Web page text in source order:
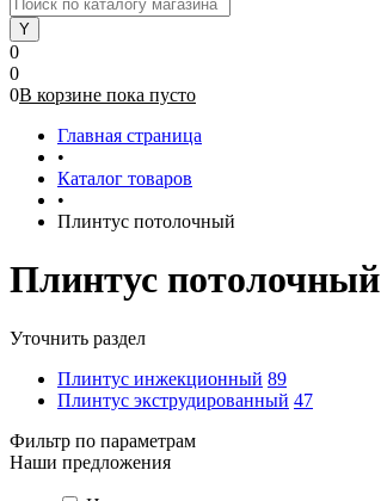
0
0
0В корзине пока пусто
Главная страница
•
Каталог товаров
•
Плинтус потолочный
Плинтус потолочный
Уточнить раздел
Плинтус инжекционный 89
Плинтус экструдированный 47
Фильтр по параметрам
Наши предложения